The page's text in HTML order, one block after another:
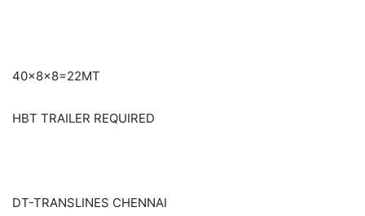
40×8×8=22MT
HBT TRAILER REQUIRED
DT-TRANSLINES CHENNAI